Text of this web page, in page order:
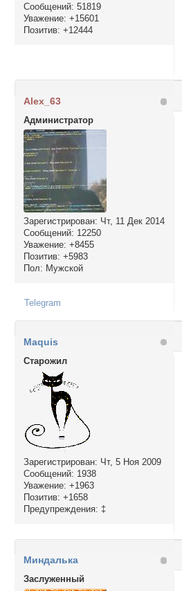
Сообщений: 51819
Уважение: +15601
Позитив: +12444
Alex_63
Администратор
Зарегистрирован: Чт, 11 Дек 2014
Сообщений: 12250
Уважение: +8455
Позитив: +5983
Пол: Мужской
Telegram
Maquis
Cтарожил
Зарегистрирован: Чт, 5 Ноя 2009
Сообщений: 1938
Уважение: +1963
Позитив: +1658
Предупреждения: ‡
Миндалька
Заслуженный